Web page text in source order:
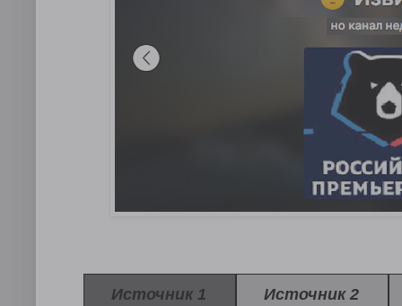
Источник 1 Источник 2